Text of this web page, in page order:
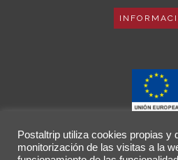
Postaltrip utiliza cookies propias y
monitorización de las visitas a la